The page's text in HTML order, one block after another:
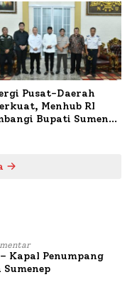
Pusat-Daerah
Menhub RI
Bupati Sumenep
Kapal Penumpang